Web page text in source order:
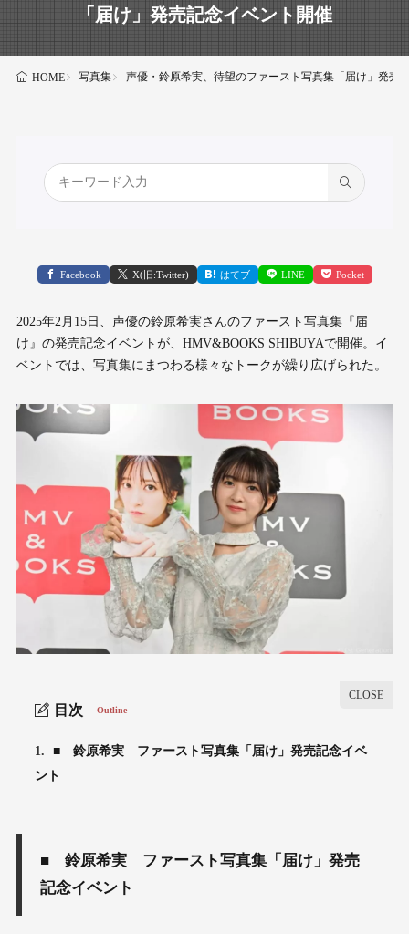
「届け」発売記念イベント開催
HOME 写真集 声優・鈴原希実、待望のファースト写真集「届け」発売
Facebook X(旧:Twitter) はてブ LINE Pocket
2025年2月15日、声優の鈴原希実さんのファースト写真集『届
け』の発売記念イベントが、HMV&BOOKS SHIBUYAで開催。イ
ベントでは、写真集にまつわる様々なトークが繰り広げられた。
目次 Outline
1.
■ 鈴原希実 ファースト写真集「届け」発売記念イベ
ント
■ 鈴原希実 ファースト写真集「届け」発売
記念イベント